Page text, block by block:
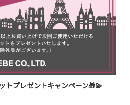
トプレゼントキャンペーン🎁💫